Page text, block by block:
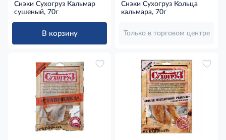
Снэки Сухогруз Кальмар
сушеный, 70г
В корзину
Снэки Сухогруз Кольца
кальмара, 70г
Только в торговом центре